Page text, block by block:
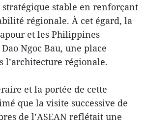
stable en renforçant
régionale. À cet égard, la
et les Philippines
Ngoc Bau, une place
l’architecture régionale.
et la portée de cette
que la visite successive de
de l’ASEAN reflétait une